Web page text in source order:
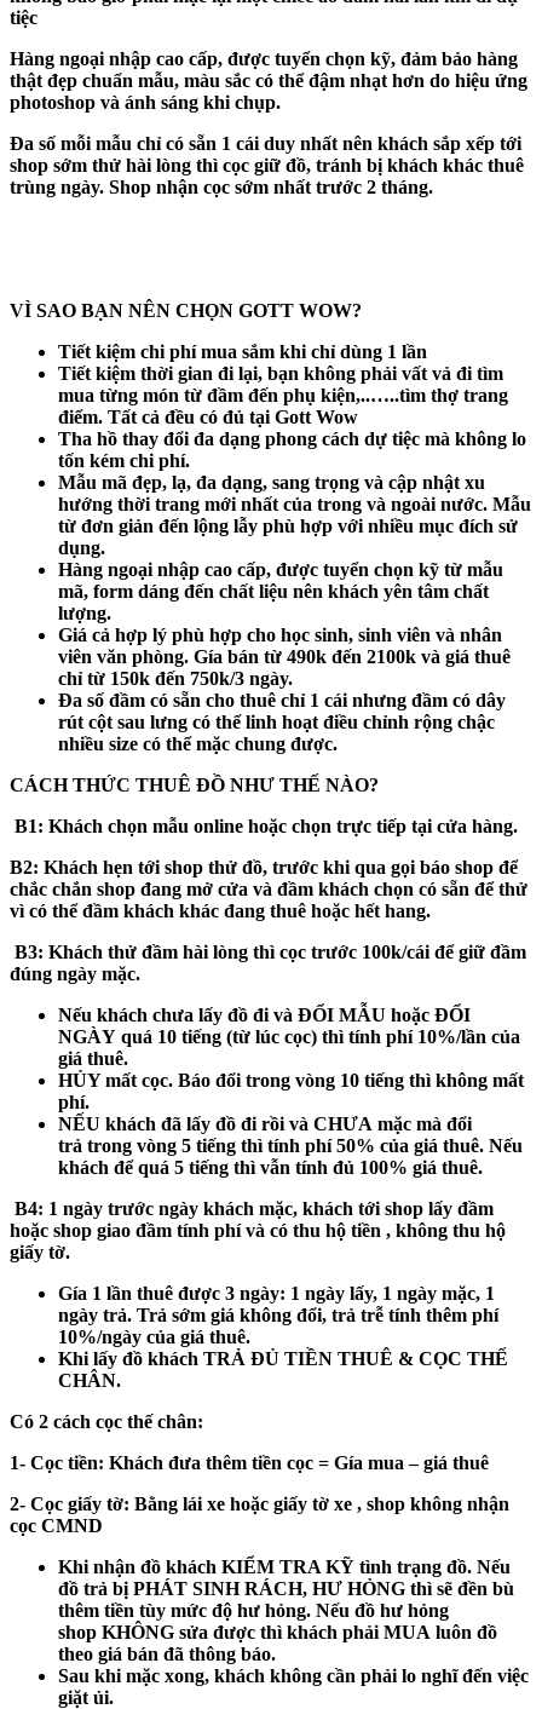
tiệc
Hàng ngoại nhập cao cấp, được tuyển chọn kỹ, đảm bảo hàng
thật đẹp chuẩn mẫu, màu sắc có thể đậm nhạt hơn do hiệu ứng
photoshop và ánh sáng khi chụp.
Đa số mỗi mẫu chỉ có sẵn 1 cái duy nhất nên khách sắp xếp tới
shop sớm thử hài lòng thì cọc giữ đồ, tránh bị khách khác thuê
trùng ngày. Shop nhận cọc sớm nhất trước 2 tháng.
VÌ SAO BẠN NÊN CHỌN GOTT WOW?
Tiết kiệm chi phí mua sắm khi chỉ dùng 1 lần
Tiết kiệm thời gian đi lại, bạn không phải vất vả đi tìm
mua từng món từ đầm đến phụ kiện,..…..tìm thợ trang
điểm. Tất cả đều có đủ tại Gott Wow
Tha hồ thay đổi đa dạng phong cách dự tiệc mà không lo
tốn kém chi phí.
Mẫu mã đẹp, lạ, đa dạng, sang trọng và cập nhật xu
hướng thời trang mới nhất của trong và ngoài nước. Mẫu
từ đơn giản đến lộng lẫy phù hợp với nhiều mục đích sử
dụng.
Hàng ngoại nhập cao cấp, được tuyển chọn kỹ từ mẫu
mã, form dáng đến chất liệu nên khách yên tâm chất
lượng.
Giá cả hợp lý phù hợp cho học sinh, sinh viên và nhân
viên văn phòng. Gía bán từ 490k đến 2100k và giá thuê
chỉ từ 150k đến 750k/3 ngày.
Đa số đầm có sẵn cho thuê chỉ 1 cái nhưng đầm có dây
rút cột sau lưng có thể linh hoạt điều chỉnh rộng chậc
nhiều size có thể mặc chung được.
CÁCH THỨC THUÊ ĐỒ NHƯ THẾ NÀO?
B1: Khách chọn mẫu online hoặc chọn trực tiếp tại cửa hàng.
B2: Khách hẹn tới shop thử đồ, trước khi qua gọi báo shop để
chắc chắn shop đang mở cửa và đầm khách chọn có sẵn để thử
vì có thể đầm khách khác đang thuê hoặc hết hang.
B3: Khách thử đầm hài lòng thì cọc trước 100k/cái để giữ đầm
đúng ngày mặc.
Nếu khách chưa lấy đồ đi và ĐỔI MẪU hoặc ĐỔI
NGÀY quá 10 tiếng (từ lúc cọc) thì tính phí 10%/lần của
giá thuê.
HỦY mất cọc. Báo đổi trong vòng 10 tiếng thì không mất
phí.
NẾU khách đã lấy đồ đi rồi và CHƯA mặc mà đổi
trả trong vòng 5 tiếng thì tính phí 50% của giá thuê. Nếu
khách đểquá 5 tiếng thì vẫn tính đủ 100% giá thuê.
B4: 1 ngày trước ngày khách mặc, khách tới shop lấy đầm
hoặc shop giao đầm tính phí và có thu hộ tiền , không thu hộ
giấy tờ.
Gía 1 lần thuê được 3 ngày: 1 ngày lấy, 1 ngày mặc, 1
ngày trả. Trả sớm giá không đổi, trả trễ tính thêm phí
10%/ngày của giá thuê.
Khi lấy đồ khách TRẢ ĐỦ TIỀN THUÊ & CỌC THẾ
CHÂN.
Có 2 cách cọc thế chân:
1- Cọc tiền: Khách đưa thêm tiền cọc = Gía mua – giá thuê
2- Cọc giấy tờ: Bằng lái xe hoặc giấy tờ xe , shop không nhận
cọc CMND
Khi nhận đồ khách KIỂM TRA KỸ tình trạng đồ. Nếu
đồ trả bị PHÁT SINH RÁCH, HƯ HỎNG thì sẽ đền bù
thêm tiền tùy mức độ hư hỏng. Nếu đồ hư hỏng
shop KHÔNG sửa được thì khách phải MUA luôn đồ
theo giá bán đã thông báo.
Sau khi mặc xong, khách không cần phải lo nghĩ đến việc
giặt ủi.